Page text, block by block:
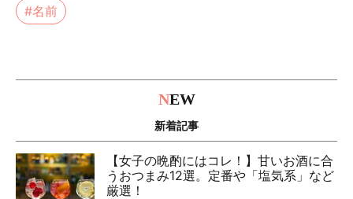
#名前
NEW
新着記事
【女子の晩酌にはコレ！】甘いお酒に合
うおつまみ12選。定番や「塩気系」など
厳選！